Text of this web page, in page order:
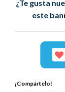
¿Te gusta
este
¡Compártelo!